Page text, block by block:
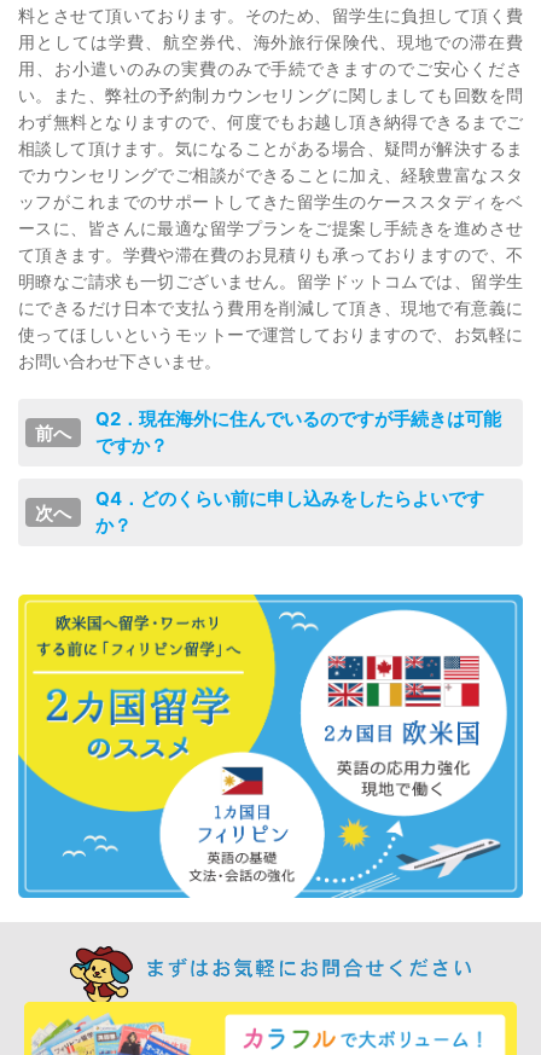
料とさせて頂いております。そのため、留学生に負担して頂く費
用としては学費、航空券代、海外旅行保険代、現地での滞在費
用、お小遣いのみの実費のみで手続できますのでご安心くださ
い。また、弊社の予約制カウンセリングに関しましても回数を問
わず無料となりますので、何度でもお越し頂き納得できるまでご
相談して頂けます。気になることがある場合、疑問が解決するま
でカウンセリングでご相談ができることに加え、経験豊富なスタ
ッフがこれまでのサポートしてきた留学生のケーススタディをベ
ースに、皆さんに最適な留学プランをご提案し手続きを進めさせ
て頂きます。学費や滞在費のお見積りも承っておりますので、不
明瞭なご請求も一切ございません。留学ドットコムでは、留学生
にできるだけ日本で支払う費用を削減して頂き、現地で有意義に
使ってほしいというモットーで運営しておりますので、お気軽に
お問い合わせ下さいませ。
Q2．現在海外に住んでいるのですが手続きは可能
ですか？
Q4．どのくらい前に申し込みをしたらよいです
か？